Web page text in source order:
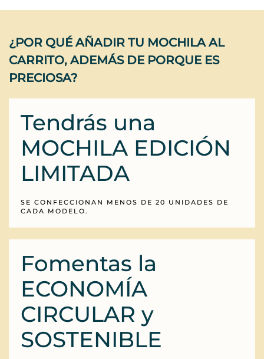
¿POR QUÉ AÑADIR TU MOCHILA AL
CARRITO, ADEMÁS DE PORQUE ES
PRECIOSA?
Tendrás una
MOCHILA EDICIÓN
LIMITADA
SE CONFECCIONAN MENOS DE 20 UNIDADES DE
CADA MODELO.
Fomentas la
ECONOMÍA
CIRCULAR y
SOSTENIBLE